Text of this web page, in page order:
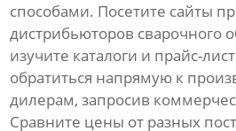
способами. Посетите сайты
дистрибьюторов сварочного
изучите каталоги и прайс-
обратиться напрямую к
дилерам, запросив
Сравните цены от разных